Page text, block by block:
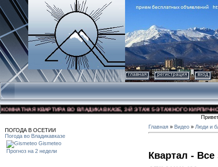
главная регистрация вход
КВАРТИРА ВО ВЛАДИКАВКАЗЕ, 3-Й ЭТАЖ 5-ЭТАЖНОГО
ПОГОДА В ОСЕТИИ
Погода во Владикавказе
Gismeteo
Прогноз на 2 недели
Главная » Видео » Люди и
Квартал - Все